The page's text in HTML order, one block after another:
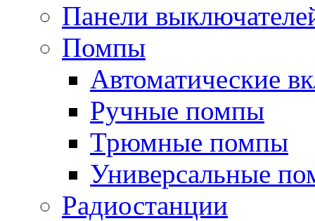
Панели
Помпы
Автоматические
Ручные помпы
Трюмные помпы
Универсальные
Радиостанции